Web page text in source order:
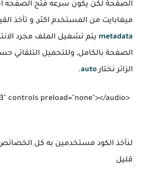
الصفحة لكن يكون سرعه فتح الصفحه
ميغابايت من المستخدم اكثر, و تأخذ
metadata يتم تشغيل الملف مجرد
الصفحة بالكامل, وللتحميل التلقائي
الزائر نختارauto
.
controls preload="none"></audio>
لنأخذ الكود مستخدمين به كل الخصائص
قليل